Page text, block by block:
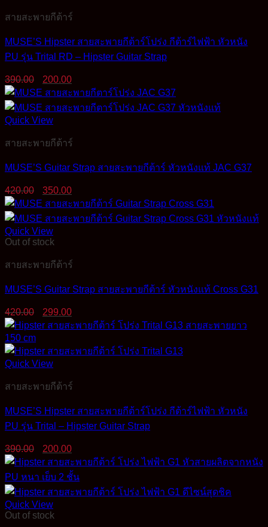
สายสะพายกีต้าร์
MUSE’S Hipster สายสะพายกีต้าร์โปร่ง กีต้าร์ไฟฟ้า หัวหนัง
PU รุ่น Trital RD – Hipster Guitar Strap
390.00
Original
price
was:
390.00฿.
200.00
price
is:
200.00฿.
Quick View
สายสะพายกีต้าร์
MUSE’S Guitar Strap สายสะพายกีต้าร์ หัวหนังแท้ JAC G37
420.00
Original
price
was:
420.00฿.
350.00
price
is:
350.00฿.
Quick View
Out of stock
สายสะพายกีต้าร์
MUSE’S Guitar Strap สายสะพายกีต้าร์ หัวหนังแท้ Cross G31
420.00
Original
price
was:
299.00
price
is:
299.00฿.
Quick View
สายสะพายกีต้าร์
MUSE’S Hipster สายสะพายกีต้าร์โปร่ง กีต้าร์ไฟฟ้า หัวหนัง
PU รุ่น Trital – Hipster Guitar Strap
390.00
Original
price
was:
390.00฿.
200.00
price
is:
200.00฿.
Quick View
Out of stock